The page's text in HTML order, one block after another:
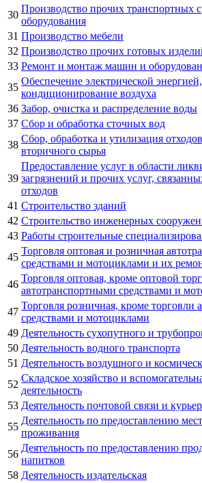
30
Производство прочих транспортных
оборудования
31 Производство мебели
32 Производство прочих готовых
33 Ремонт и монтаж машин и
35
Обеспечение электрической
кондиционирование воздуха
36 Забор, очистка и распределение воды
37 Сбор и обработка сточных вод
38
Сбор, обработка и утилизация
вторичного сырья
39
Предоставление услуг в области
загрязнений и прочих услуг,
отходов
41 Строительство зданий
42 Строительство инженерных
43 Работы строительные
45
Торговля оптовая и розничная
средствами и мотоциклами и их
46
Торговля оптовая, кроме оптовой
автотранспортными средствами и
47
Торговля розничная, кроме торговли
средствами и мотоциклами
49 Деятельность сухопутного и
50 Деятельность водного транспорта
51 Деятельность воздушного и
52
Складское хозяйство и
деятельность
53 Деятельность почтовой связи и
55
Деятельность по предоставлению
проживания
56
Деятельность по предоставлению
напитков
58 Деятельность издательская